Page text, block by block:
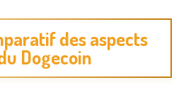
des aspects
Dogecoin